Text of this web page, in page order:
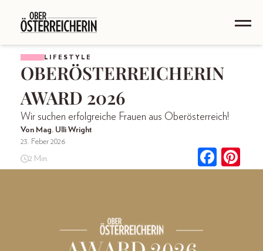
LIFESTYLE
OBERÖSTERREICHERIN
AWARD 2026
Wir suchen erfolgreiche Frauen aus Oberösterreich!
Von Mag. Ulli Wright
23. Feber 2026
2 Min.